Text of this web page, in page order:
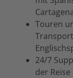
Touren
24/7
der Reise